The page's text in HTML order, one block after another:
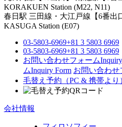
KORAKUEN Station (M22, N11)
春日駅 三田線・大江戸線【6番出
KASUGA Station (E07)
03-5803-6969+81 3 5803 6969
03-5803-6969+81 3 5803 6969
お問い合わせフォーム
ムInquiry Form お問い合わせ
毛替え予約（PC & 携帯より
会社情報